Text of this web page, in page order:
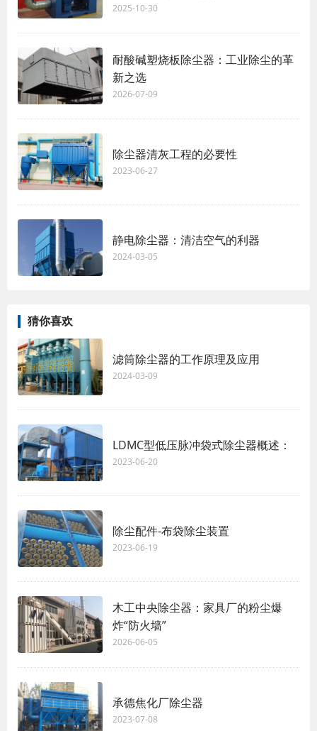
2025-10-30
耐酸碱塑烧板除尘器：工业除尘的革
新之选
2026-07-09
除尘器清灰工程的必要性
2023-06-27
静电除尘器：清洁空气的利器
2024-03-05
猜你喜欢
滤筒除尘器的工作原理及应用
2024-03-09
LDMC型低压脉冲袋式除尘器概述：
2023-06-20
除尘配件-布袋除尘装置
2023-06-19
木工中央除尘器：家具厂的粉尘爆
炸“防火墙”
2026-06-05
承德焦化厂除尘器
2023-07-08